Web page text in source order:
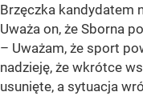
Brzęczka kandydatem
Uważa on, że Sborna
– Uważam, że sport
nadzieję, że wkrótce
usunięte, a sytuacja